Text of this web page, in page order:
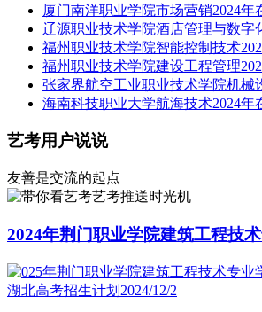
厦门南洋职业学院市场营销2024
辽源职业技术学院酒店管理与数字
福州职业技术学院智能控制技术
福州职业技术学院建设工程管理
张家界航空工业职业技术学院机械
海南科技职业大学航海技术2024
艺考用户说说
友善是交流的起点
艺考推送时光机
2024年荆门职业学院建筑工程技
湖北高考招生计划 2024/12/2